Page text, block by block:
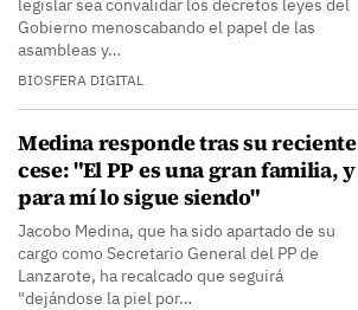
legislar sea convalidar los decretos leyes del
Gobierno menoscabando el papel de las
asambleas y…
BIOSFERA DIGITAL
Medina responde tras su reciente
cese: "El PP es una gran familia, y
para mí lo sigue siendo"
Jacobo Medina, que ha sido apartado de su
cargo como Secretario General del PP de
Lanzarote, ha recalcado que seguirá
"dejándose la piel por…